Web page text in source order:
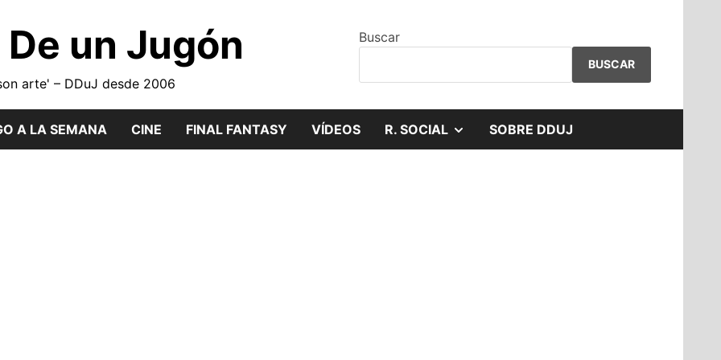
un Jugón
arte' – DDuJ desde 2006
Buscar
BUSCAR
A LA SEMANA CINE FINAL FANTASY VÍDEOS R. SOCIAL MOSTRAR
SOBRE DDUJ